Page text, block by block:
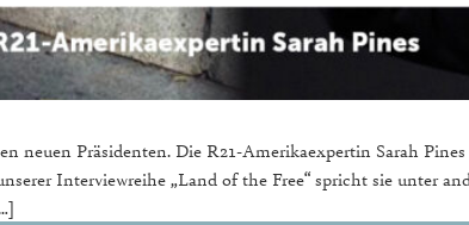
neuen Präsidenten. Die R21-Amerikaexpertin Sarah
Interviewreihe „Land of the Free“ spricht sie unter